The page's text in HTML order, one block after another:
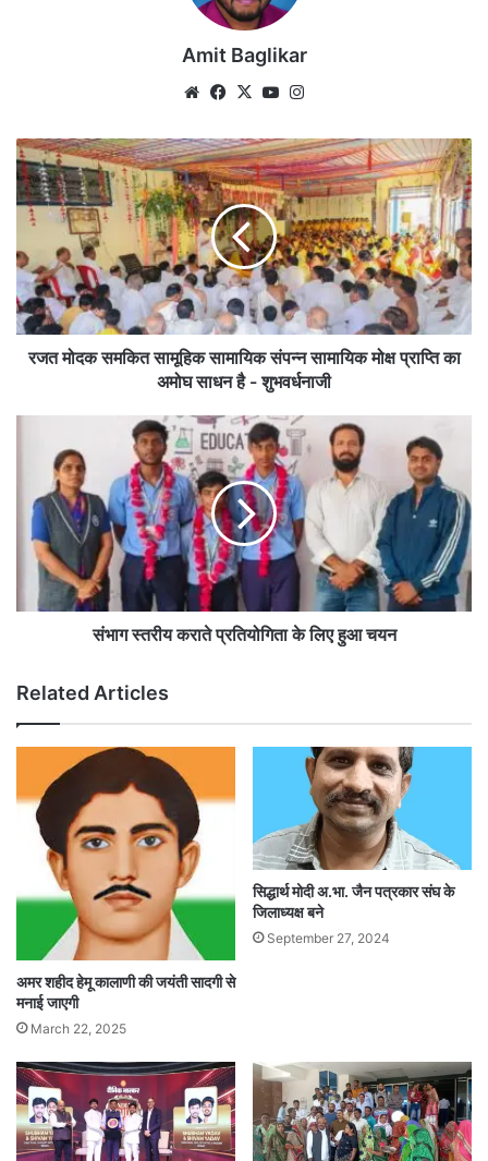
Amit Baglikar
WebsiteFacebook
X YouTube
रजत
मोदक
समकित
सामूहिक
संपन्न
सामायिक
मोक्ष
प्राप्ति
का
शुभवर्धनाजी
रजत मोदक समकित सामूहिक सामायिक संपन्न सामायिक मोक्ष प्राप्ति का
अमोघ साधन है - शुभवर्धनाजी
प्रतियोगिता
लिए
संभाग स्तरीय कराते प्रतियोगिता के लिए हुआ चयन
Related Articles
अमर शहीद हेमू कालाणी की जयंती सादगी से
मनाई जाएगी
March 22, 2025
सिद्धार्थ मोदी अ.भा. जैन पत्रकार संघ के
जिलाध्यक्ष बने
September 27, 2024